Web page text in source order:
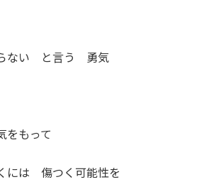
ない と言う 勇気
もって
には 傷つく可能性を